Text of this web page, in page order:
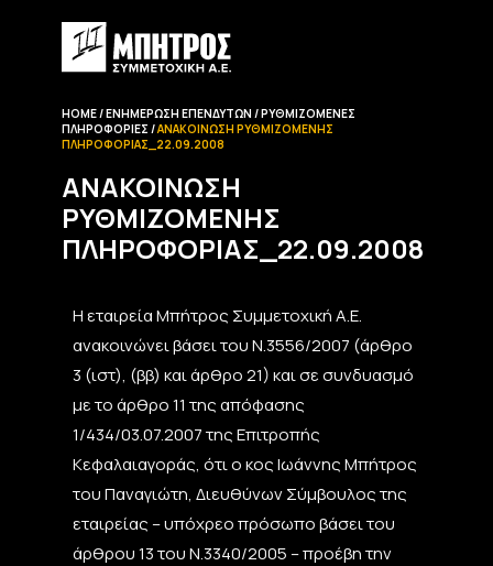
HOME ΕΝΗΜΈΡΩΣΗ EΠΕΝΔΥΤΏΝ
ΡΥΘΜΙΖΌΜΕΝΕΣ
ΠΛΗΡΟΦΟΡΊΕΣ
ΑΝΑΚΟΊΝΩΣΗ ΡΥΘΜΙΖΌΜΕΝΗΣ
ΠΛΗΡΟΦΟΡΊΑΣ_22.09.2008
ΑΝΑΚΟΊΝΩΣΗ
ΡΥΘΜΙΖΌΜΕΝΗΣ
ΠΛΗΡΟΦΟΡΊΑΣ_22.09.2008
Η εταιρεία Μπήτρος Συμμετοχική Α.Ε.
ανακοινώνει βάσει του Ν.3556/2007 (άρθρο
3 (ιστ), (ββ) και άρθρο 21) και σε συνδυασμό
με το άρθρο 11 της απόφασης
1/434/03.07.2007 της Επιτροπής
Κεφαλαιαγοράς, ότι ο κος Ιωάννης Μπήτρος
του Παναγιώτη, Διευθύνων Σύμβουλος της
εταιρείας – υπόχρεο πρόσωπο βάσει του
άρθρου 13 του Ν.3340/2005 – προέβη την